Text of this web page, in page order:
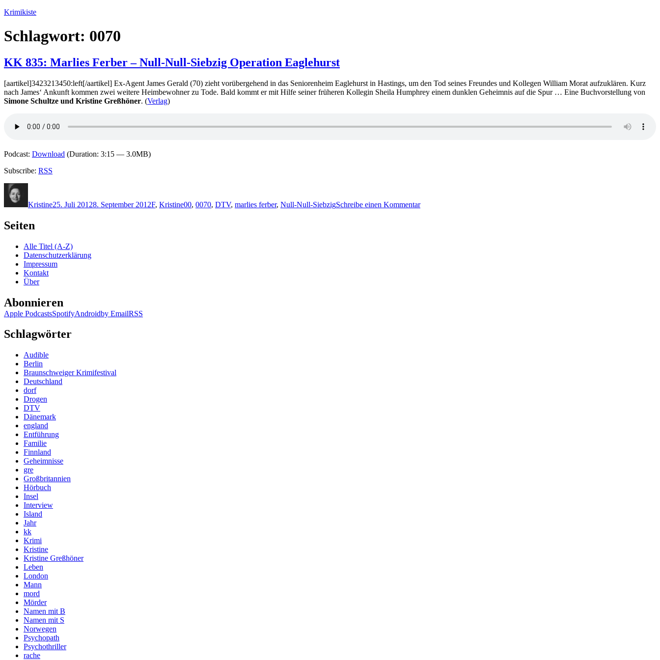
Zum
springen
Krimikiste
Schlagwort: 0070
KK 835: Marlies Ferber – Null-Null-Siebzig Operation Eaglehurst
[aartikel]3423213450:left[/aartikel] Ex-Agent James Gerald (70) zieht vorübergehend in das Seniorenheim Eaglehurst in Hastings, um den Tod seines Freundes und Kollegen William Morat aufzuklären. Kurz
nach James‘ Ankunft kommen zwei weitere Heimbewohner zu Tode. Bald kommt er mit Hilfe seiner früheren Kollegin Sheila Humphrey einem dunklen Geheimnis auf die Spur … Eine Buchvorstellung von
Simone Schultze und Kristine Greßhöner. (Verlag)
Podcast: Download (Duration: 3:15 — 3.0MB)
Subscribe: RSS
Kristine25. Juli 20128. September 2012F, Kristine00, 0070, DTV, marlies ferber, Null-Null-SiebzigSchreibe einen Kommentar835:
Seiten
Alle Titel (A-Z)
Datenschutzerklärung
Impressum
Kontakt
Über
Abonnieren
Apple PodcastsSpotifyAndroidby EmailRSS
Schlagwörter
Audible
Berlin
Braunschweiger Krimifestival
Deutschland
dorf
Drogen
DTV
Dänemark
england
Entführung
Familie
Finnland
Geheimnisse
gre
Großbritannien
Hörbuch
Insel
Interview
Island
Jahr
kk
Krimi
Kristine
Kristine Greßhöner
Leben
London
Mann
mord
Mörder
Namen mit B
Namen mit S
Norwegen
Psychopath
Psychothriller
rache